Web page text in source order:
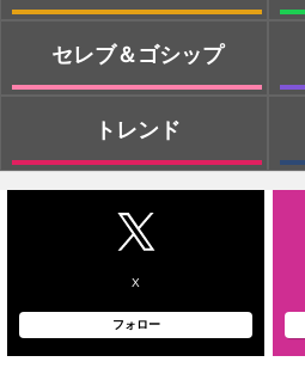
セレブ＆ゴシップ
トレンド
X
フォロー